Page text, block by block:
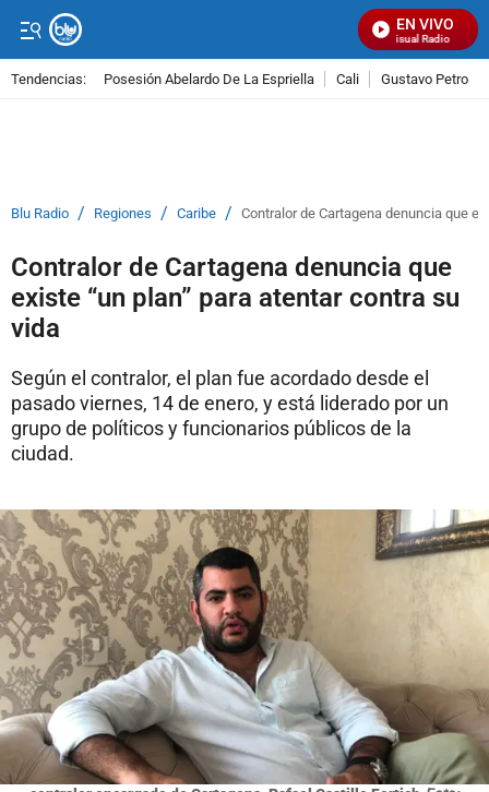
EN VIVO
Señal Visual Radio
Tendencias: Posesión Abelardo De La Espriella Cali Gustavo Petro
Blu Radio / Regiones / Caribe / Contralor de Cartagena denuncia que
Contralor de Cartagena denuncia que
existe “un plan” para atentar contra su
vida
Según el contralor, el plan fue acordado desde el
pasado viernes, 14 de enero, y está liderado por un
grupo de políticos y funcionarios públicos de la
ciudad.